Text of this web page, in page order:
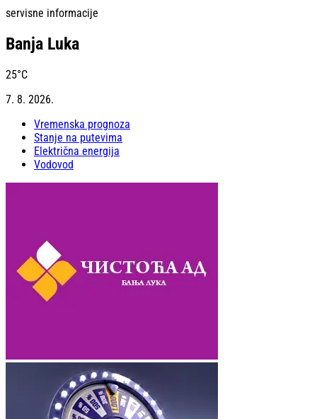
servisne informacije
Banja Luka
25°C
7. 8. 2026.
Vremenska prognoza
Stanje na putevima
Električna energija
Vodovod